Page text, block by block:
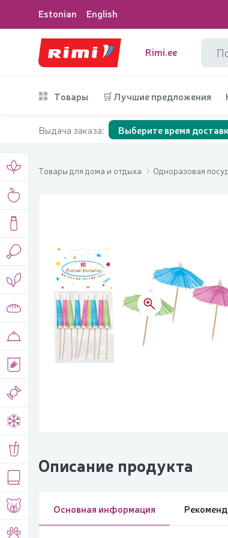
Estonian English
Rimi.ee
Товары 🛒 Лучшие предложения
Выдача заказа: Выберите время
Товары для дома и отдыха Одноразовая
Описание продукта
Основная информация